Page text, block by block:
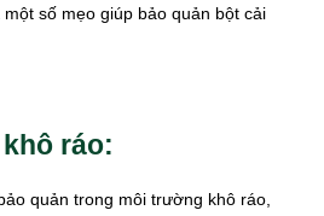
số mẹo giúp bảo quản bột cải
ráo:
quản trong môi trường khô ráo,